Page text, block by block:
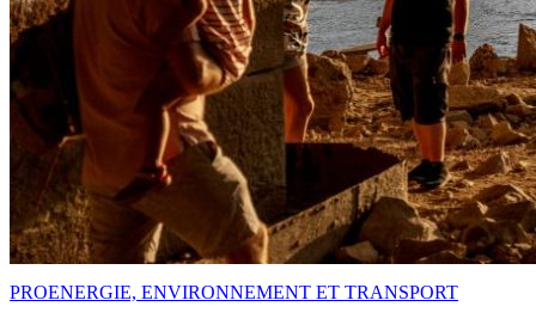
PROENERGIE, ENVIRONNEMENT ET TRANSPORT